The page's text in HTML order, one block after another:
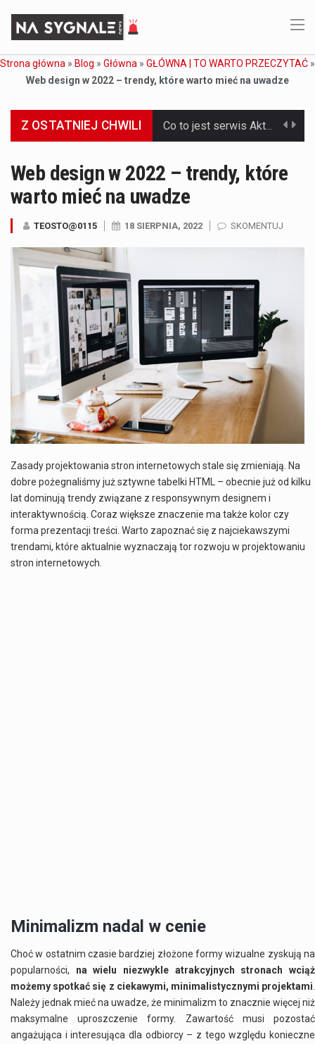
Strona główna » Blog » Główna » GŁÓWNA | TO WARTO PRZECZYTAĆ »
Web design w 2022 – trendy, które warto mieć na uwadze
Z OSTATNIEJ CHWILI Co to jest serwis Aktualności Polska dzisiaj? Serwis Aktualności Polska dzisiaj to żywy i nowoczesny portal, który dostarcza najświeższe wieści z kraju i zagranicy. Obejmuje…
Co to jest globalne ocieplenie? Globalne ocieplenie to proces, który trwa od dłuższego czasu i prowadzi do podnoszenia się średnich temperatur zarówno na naszej planecie,…
Co charakteryzuje wojnę na Ukrainie w 2026 roku? W 2026 roku wojna na Ukrainie trwa już pięć lat, a jej przebieg charakteryzuje się intensywnymi działaniami…
Czym jest Organizacja Traktatu Północnoatlantyckiego? Organizacja Traktatu Północnoatlantyckiego, powszechnie znana jako NATO, to międzynarodowy sojusz polityczno-wojskowy, który powstał 4 kwietnia 1949 roku. Został założony przez…
Jaką dynamikę wzrostu PKB przewidują prognozy gospodarcze dla Polski w 2026 roku? Prognozy dotyczące gospodarki Polski na rok 2026 sugerują, że Produkt Krajowy Brutto (PKB)…
Web design w 2022 – trendy, które
warto mieć na uwadze
TEOSTO@0115 18 SIERPNIA, 2022 SKOMENTUJ
Zasady projektowania stron internetowych stale się zmieniają. Na
dobre pożegnaliśmy już sztywne tabelki HTML – obecnie już od kilku
lat dominują trendy związane z responsywnym designem i
interaktywnością. Coraz większe znaczenie ma także kolor czy
forma prezentacji treści. Warto zapoznać się z najciekawszymi
trendami, które aktualnie wyznaczają tor rozwoju w projektowaniu
stron internetowych.
Minimalizm nadal w cenie
Choć w ostatnim czasie bardziej złożone formy wizualne zyskują na
popularności, na wielu niezwykle atrakcyjnych stronach wciąż
możemy spotkać się z ciekawymi, minimalistycznymi projektami
Należy jednak mieć na uwadze, że minimalizm to znacznie więcej niż
maksymalne uproszczenie formy. Zawartość musi pozostać
angażująca i interesująca dla odbiorcy – z tego względu konieczne